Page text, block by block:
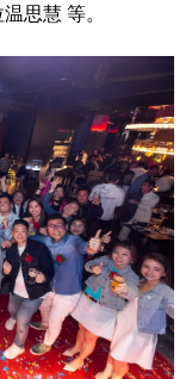
思慧 等。